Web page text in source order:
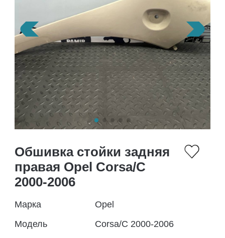
Обшивка стойки задняя
правая Opel Corsa/C
2000-2006
Марка
Opel
Модель
Corsa/C 2000-2006